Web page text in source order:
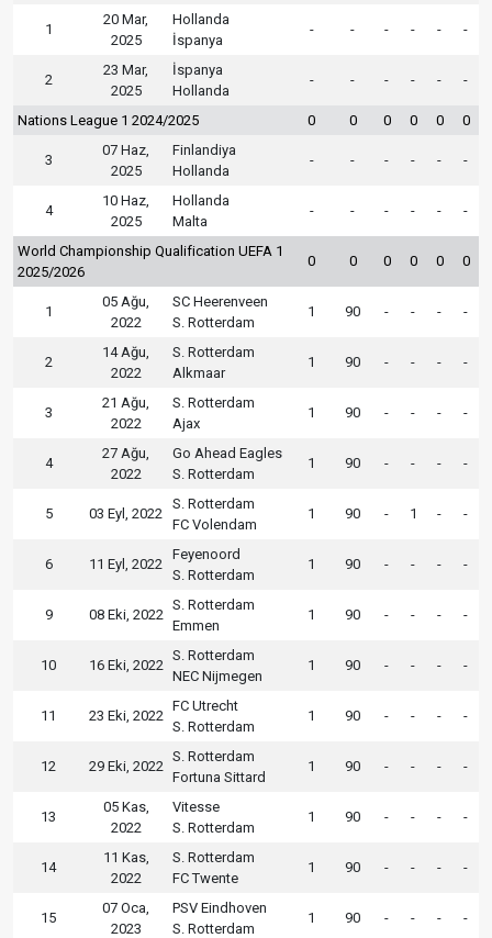
1
20 Mar,
2025
Hollanda
İspanya
- - - - - -
2
23 Mar,
2025
İspanya
Hollanda
- - - - - -
Nations League 1 2024/2025 0 0 0 0 0 0
3
07 Haz,
2025
Finlandiya
Hollanda
- - - - - -
4
10 Haz,
2025
Hollanda
Malta
- - - - - -
World Championship Qualification UEFA 1
2025/2026
0 0 0 0 0 0
1
05 Ağu,
2022
SC Heerenveen
S. Rotterdam
1 90 - - - -
2
14 Ağu,
2022
S. Rotterdam
Alkmaar
1 90 - - - -
3
21 Ağu,
2022
S. Rotterdam
Ajax
1 90 - - - -
4
27 Ağu,
2022
Go Ahead Eagles
S. Rotterdam
1 90 - - - -
5 03 Eyl, 2022
S. Rotterdam
FC Volendam
1 90 - 1 - -
6 11 Eyl, 2022
Feyenoord
S. Rotterdam
1 90 - - - -
9 08 Eki, 2022
S. Rotterdam
Emmen
1 90 - - - -
10 16 Eki, 2022
S. Rotterdam
NEC Nijmegen
1 90 - - - -
11 23 Eki, 2022
FC Utrecht
S. Rotterdam
1 90 - - - -
12 29 Eki, 2022
S. Rotterdam
Fortuna Sittard
1 90 - - - -
13
05 Kas,
2022
Vitesse
S. Rotterdam
1 90 - - - -
14
11 Kas,
2022
S. Rotterdam
FC Twente
1 90 - - - -
15
07 Oca,
2023
PSV Eindhoven
S. Rotterdam
1 90 - - - -